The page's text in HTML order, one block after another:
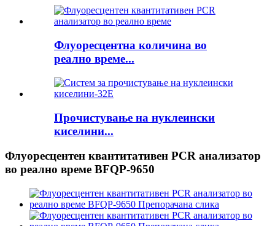
Флуоресцентна количина во
реално време...
Прочистување на нуклеински
киселини...
Флуоресцентен квантитативен PCR анализатор
во реално време BFQP-9650